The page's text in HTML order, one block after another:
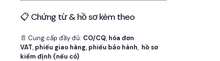
📋 Chứng từ & hồ sơ kèm theo
📄 Cung cấp đầy đủ: CO/CQ, hóa đơn
VAT, phiếu giao hàng, phiếu bảo hành, hồ sơ
kiểm định (nếu có)